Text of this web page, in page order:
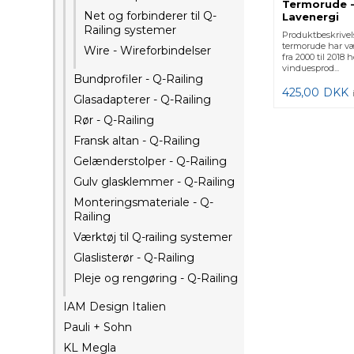
Net og forbinderer til Q-
Railing systemer
Wire - Wireforbindelser
Bundprofiler - Q-Railing
Glasadapterer - Q-Railing
Rør - Q-Railing
Fransk altan - Q-Railing
Gelænderstolper - Q-Railing
Gulv glasklemmer - Q-Railing
Monteringsmateriale - Q-
Railing
Værktøj til Q-railing systemer
Glaslisterør - Q-Railing
Pleje og rengøring - Q-Railing
IAM Design Italien
Pauli + Sohn
KL Megla
Termorude
Lavenergi
termorude har
fra 2000 til 2018
vinduesprod...
425,00 DKK